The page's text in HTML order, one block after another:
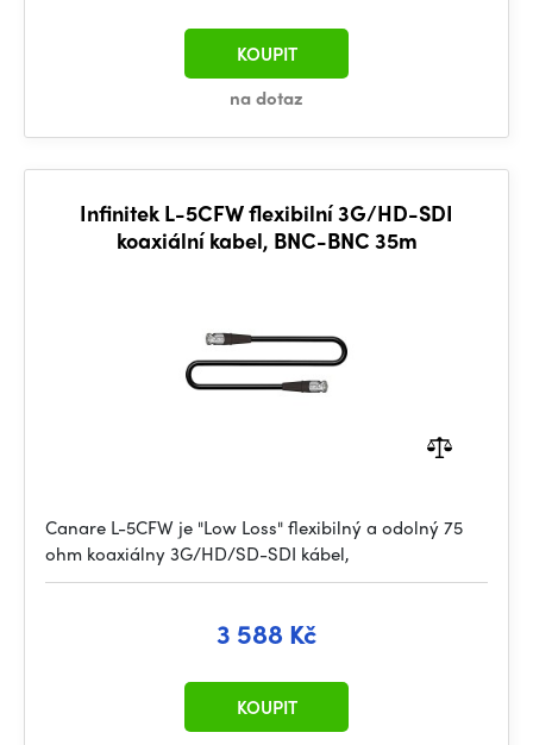
na dotaz
KOUPIT
Infinitek L-5CFW flexibilní 3G/HD-SDI
koaxiální kabel, BNC-BNC 35m
Canare L-5CFW je "Low Loss" flexibilný a odolný 75
ohm koaxiálny 3G/HD/SD-SDI kábel,
3 588 Kč
KOUPIT